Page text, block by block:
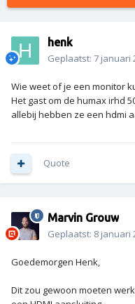
henk
Geplaatst: 7 januari
Wie weet of je een monitor
Het gast om de humax irhd
allebij hebben ze een hdmi
Quote
Marvin Grouw
Geplaatst: 8 januari
Goedemorgen Henk,
Dit zou gewoon moeten